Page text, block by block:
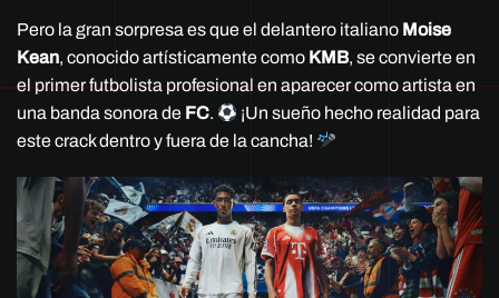
Pero la gran sorpresa es que el delantero italiano Moise
Kean, conocido artísticamente como KMB, se convierte en
el primer futbolista profesional en aparecer como artista en
una banda sonora de FC.
¡Un sueño hecho realidad para
este crack dentro y fuera de la cancha!